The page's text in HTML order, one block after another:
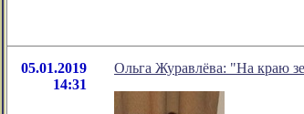
05.01.2019
14:31
Ольга Журавлёва: "На краю